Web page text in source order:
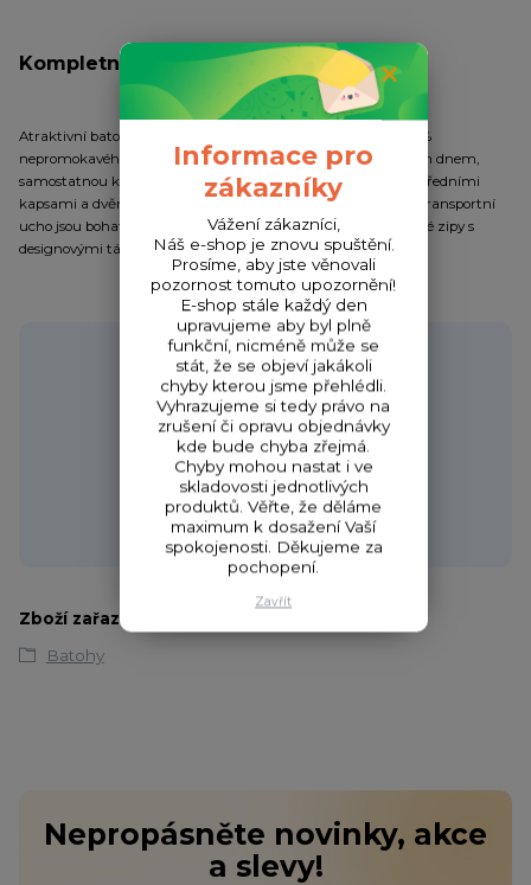
Kompletní specifikace
Atraktivní batoh střední velikosti z extrémně odolného a 100%
nepromokavého materiálu B-POL635D. Je vybaven tvrzeným dnem,
samostatnou komorou ve spodní části, dvěma rozměrnými předními
kapsami a dvěma bočními kapsami. Nastavitelné popruhy i transportní
ucho jsou bohatě polstrovány. Na batohu jsou použity zátěžové zipy s
designovými táhly MIVARDI.
Potřebujete poradit?
Zákaznická podpora HONZA
+420 720 256 434
(Po-Čt 9-17 hod.,Pá 9-18 hod.)
obchod@fishcom.cz
Zboží zařazeno v kategoriích
Batohy
Nepropásněte novinky, akce
a slevy!
Informace pro
zákazníky
Vážení zákazníci,
Náš e-shop je znovu spuštění.
Prosíme, aby jste věnovali
pozornost tomuto upozornění!
E-shop stále každý den
upravujeme aby byl plně
funkční, nicméně může se
stát, že se objeví jakákoli
chyby kterou jsme přehlédli.
Vyhrazujeme si tedy právo na
zrušení či opravu objednávky
kde bude chyba zřejmá.
Chyby mohou nastat i ve
skladovosti jednotlivých
produktů. Věřte, že děláme
maximum k dosažení Vaší
spokojenosti. Děkujeme za
pochopení.
Zavřít